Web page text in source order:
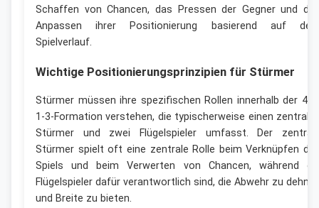
Schaffen von Chancen, das Pressen der Gegner und
Anpassen ihrer Positionierung basierend auf
Spielverlauf.
Wichtige Positionierungsprinzipien für Stürmer
Stürmer müssen ihre spezifischen Rollen innerhalb der 4-
1-3-Formation verstehen, die typischerweise einen
Stürmer und zwei Flügelspieler umfasst. Der
Stürmer spielt oft eine zentrale Rolle beim Verknüpfen
Spiels und beim Verwerten von Chancen, während
Flügelspieler dafür verantwortlich sind, die Abwehr zu
und Breite zu bieten.